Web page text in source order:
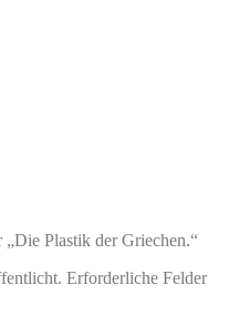
„Die Plastik der Griechen.“
Erforderliche Felder